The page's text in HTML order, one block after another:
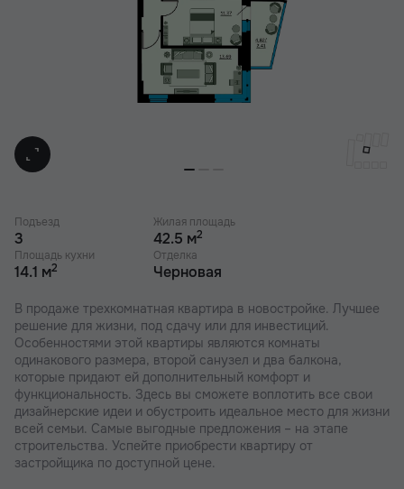
Подъезд
3
Жилая площадь
42.5 м2
Площадь кухни
14.1 м2
Отделка
Черновая
В продаже трехкомнатная квартира в новостройке. Лучшее
решение для жизни, под сдачу или для инвестиций.
Особенностями этой квартиры являются комнаты
одинакового размера, второй санузел и два балкона,
которые придают ей дополнительный комфорт и
функциональность. Здесь вы сможете воплотить все свои
дизайнерские идеи и обустроить идеальное место для жизни
всей семьи. Самые выгодные предложения – на этапе
строительства. Успейте приобрести квартиру от
застройщика по доступной цене.